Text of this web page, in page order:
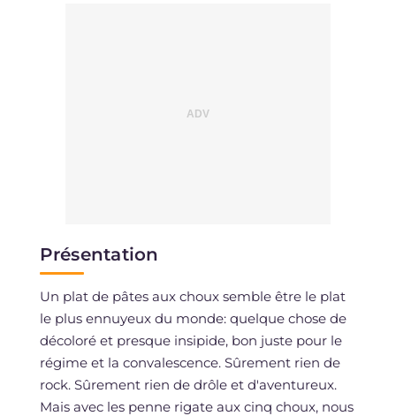
Présentation
Un plat de pâtes aux choux semble être le plat
le plus ennuyeux du monde: quelque chose de
décoloré et presque insipide, bon juste pour le
régime et la convalescence. Sûrement rien de
rock. Sûrement rien de drôle et d'aventureux.
Mais avec les penne rigate aux cinq choux, nous